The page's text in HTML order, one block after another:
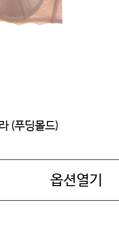
(푸딩몰드)
옵션열기